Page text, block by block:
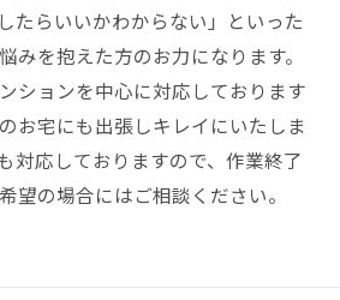
たらいいかわからない」といった
みを抱えた方のお力になります。
ションを中心に対応しております
お宅にも出張しキレイにいたしま
対応しておりますので、作業終了
望の場合にはご相談ください。